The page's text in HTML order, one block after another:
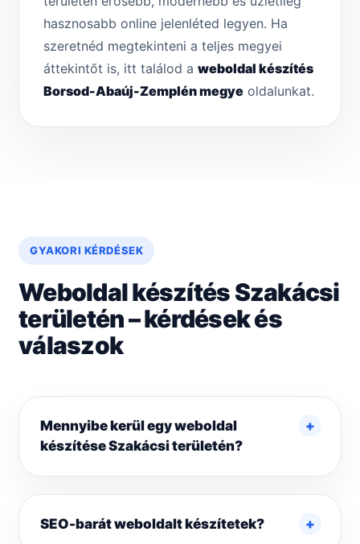
hasznosabb online jelenléted legyen. Ha
szeretnéd megtekinteni a teljes megyei
áttekintőt is, itt találod a weboldal készítés
Borsod-Abaúj-Zemplén megye oldalunkat.
GYAKORI KÉRDÉSEK
Weboldal készítés Szakácsi
területén – kérdések és
válaszok
Mennyibe kerül egy weboldal
készítése Szakácsi területén?
SEO-barát weboldalt készítetek?